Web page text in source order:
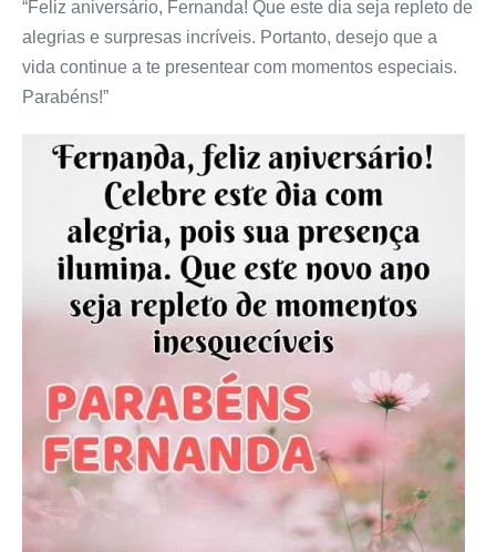
“Feliz aniversário, Fernanda! Que este dia seja repleto de
alegrias e surpresas incríveis. Portanto, desejo que a
vida continue a te presentear com momentos especiais.
Parabéns!”